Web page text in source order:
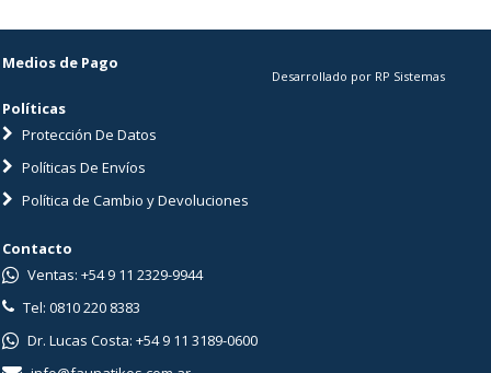
Medios de Pago
Políticas
Protección De Datos
Políticas De Envíos
Política de Cambio y Devoluciones
Desarrollado por RP Sistemas
Contacto
Ventas: +54 9 11 2329-9944
Tel: 0810 220 8383
Dr. Lucas Costa: +54 9 11 3189-0600